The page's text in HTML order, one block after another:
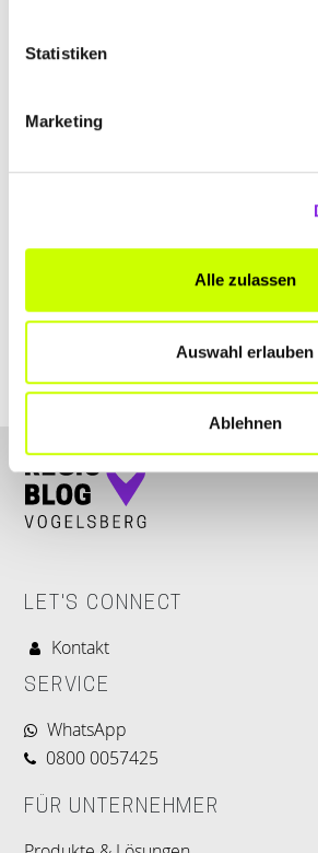
Statistiken
Marketing
Alle zulassen
Auswahl erlauben
Ablehnen
tobias-greb-landtechnik-
metallbau.weblocator.de
LET'S CONNECT
Kontakt
SERVICE
WhatsApp
0800 0057425
FÜR UNTERNEHMER